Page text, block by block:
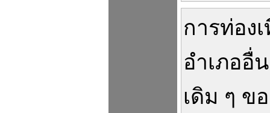
การท่อง
อำเภออื่น
เดิม ๆ ข